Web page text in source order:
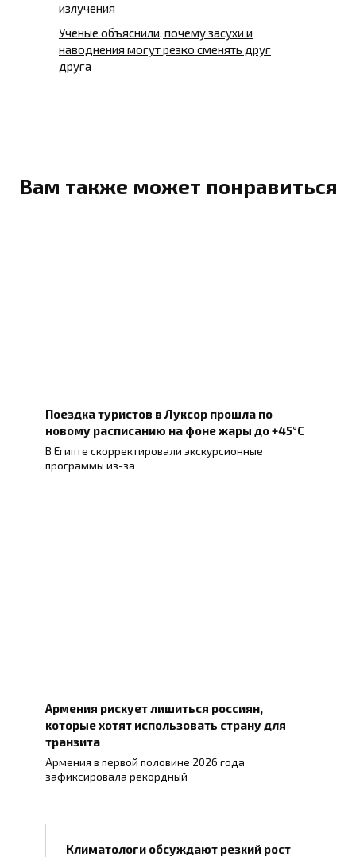
излучения
Ученые объяснили, почему засухи и
наводнения могут резко сменять друг
друга
Вам также может понравиться
Поездка туристов в Луксор прошла по
новому расписанию на фоне жары до +45°C
В Египте скорректировали экскурсионные
программы из-за
Армения рискует лишиться россиян,
которые хотят использовать страну для
транзита
Армения в первой половине 2026 года
зафиксировала рекордный
Климатологи обсуждают резкий рост